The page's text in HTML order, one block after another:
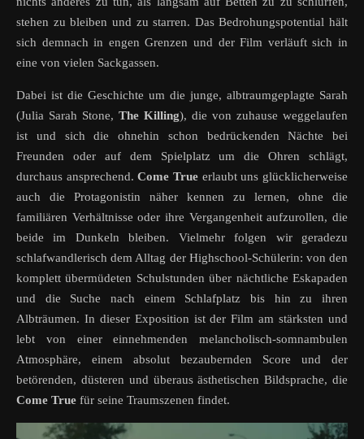
stehen zu bleiben und zu starren. Das Bedrohungspotential hält
sich demnach in engen Grenzen und der Film verläuft sich in
eine von vielen Sackgassen.
Dabei ist die Geschichte um die junge, albtraumgeplagte Sarah
(Julia Sarah Stone, The Killing), die von zuhause weggelaufen
ist und sich die ohnehin schon bedrückenden Nächte bei
Freunden oder auf dem Spielplatz um die Ohren schlägt,
durchaus ansprechend.Come True erlaubt uns glücklicherweise
auch die Protagonistin näher kennen zu lernen, ohne die
familiären Verhältnisse oder ihre Vergangenheit aufzurollen, die
beide im Dunkeln bleiben. Vielmehr folgen wir geradezu
schlafwandlerisch dem Alltag der Highschool-Schülerin: von den
komplett übermüdeten Schulstunden über nächtliche Eskapaden
und die Suche nach einem Schlafplatz bis hin zu ihren
Albträumen. In dieser Exposition ist der Film am stärksten und
lebt von einer einnehmenden melancholisch-somnambulen
Atmosphäre, einem absolut bezaubernden Score und der
betörenden, düsteren und überaus ästhetischen Bildsprache, die
Come True für seine Traumszenen findet.